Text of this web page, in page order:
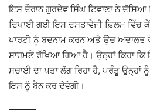
ਇਸ ਦੌਰਾਨ ਗੁਰਦੇਵ ਸਿੰਘ ਟਿਵਾਣਾ ਨੇ ਦੱਸਿਆ
ਦਿਖਾਈ ਗਈ ਇਸ ਦਸਤਾਵੇਜੀ ਫ਼ਿਲਮ ਵਿੱਚ
ਪਾਰਟੀ ਨੂੰ ਬਦਨਾਮ ਕਰਨ ਅਤੇ ਉਚ
ਸਾਹਮਣੇ ਰੱਖਿਆ ਗਿਆ ਹੈ। ਉਨ੍ਹਾਂ ਕਿਹਾ
ਸਚਾਈ ਦਾ ਪਤਾ ਲੱਗ ਰਿਹਾ ਹੈ, ਪਰੰਤੂ ਉਨ੍ਹਾਂ
ਇਸ ਨੂੰ ਬੈਨ ਕਰ ਦੇਵੇਗੀ।